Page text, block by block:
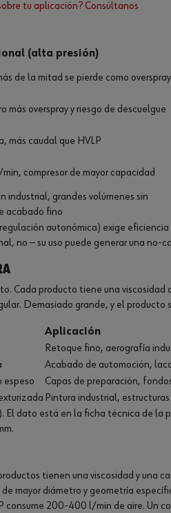
tu aplicación? Consúltanos
(alta presión)
de la mitad se pierde como overspray
más overspray y riesgo de descuelgue
más caudal que HVLP
compresor de mayor capacidad
industrial, grandes volúmenes sin
acabado fino
autonómica) exige
no — su uso puede generar una
Cada producto tiene una
Demasiado grande, y el producto
Aplicación
Retoque fino, aerografía
Acabado de automoción,
espeso
Capas de preparación,
Pintura industrial,
El dato está en la ficha técnica de
tienen una viscosidad y una
mayor diámetro y geometría
consume 200-400 l/min de aire. Un